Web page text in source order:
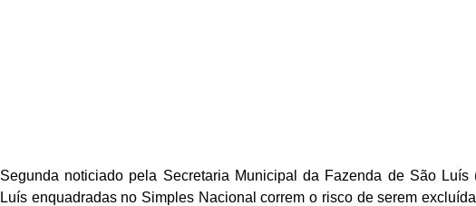
Segunda noticiado pela Secretaria Municipal da Fazenda de São Luís
Luís enquadradas no Simples Nacional correm o risco de serem